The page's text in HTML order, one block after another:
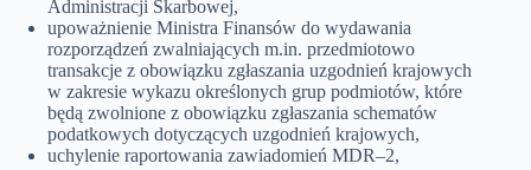
Administracji Skarbowej,
upoważnienie Ministra Finansów do wydawania
rozporządzeń zwalniających m.in. przedmiotowo
transakcje z obowiązku zgłaszania uzgodnień krajowych
w zakresie wykazu określonych grup podmiotów, które
będą zwolnione z obowiązku zgłaszania schematów
podatkowych dotyczących uzgodnień krajowych,
uchylenie raportowania zawiadomień MDR–2,